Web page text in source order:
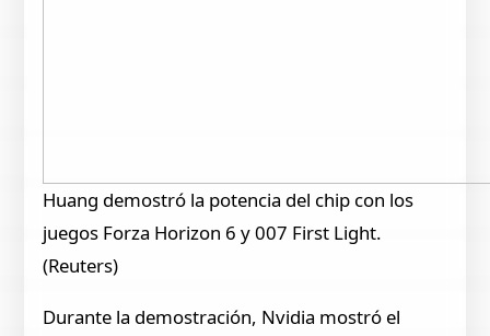
Huang demostró la potencia del chip con los
juegos Forza Horizon 6 y 007 First Light.
(Reuters)
Durante la demostración, Nvidia mostró el